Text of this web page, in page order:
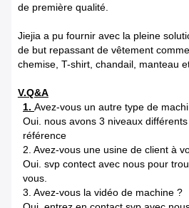
de première qualité.
Jiejia a pu fournir avec la pleine
de but repassant de vêtement
chemise, T-shirt, chandail, manteau
V.Q&A
1. Avez-vous un autre type de
Oui. nous avons 3 niveaux
référence
2. Avez-vous une usine de client à
Oui. svp contect avec nous pour
vous.
3. Avez-vous la vidéo de machine ?